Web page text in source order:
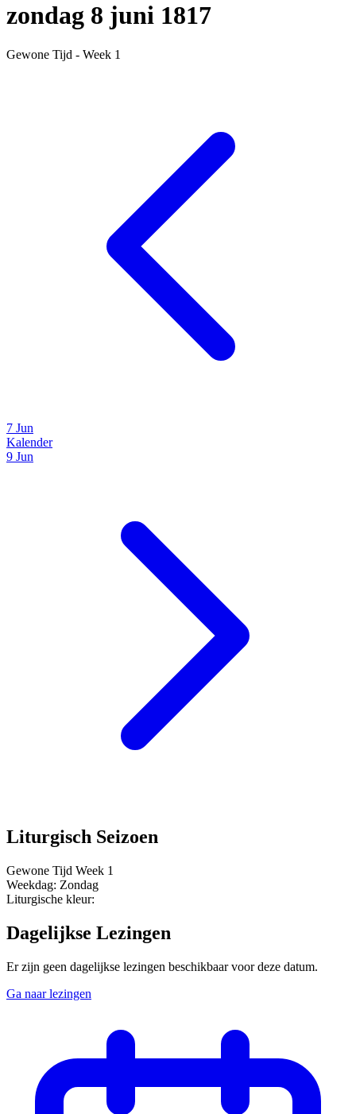
zondag 8 juni 1817
Gewone Tijd - Week 1
7 Jun
Kalender
9 Jun
Liturgisch Seizoen
Gewone Tijd Week 1
Weekdag: Zondag
Liturgische kleur:
Dagelijkse Lezingen
Er zijn geen dagelijkse lezingen beschikbaar voor deze datum.
Ga naar lezingen